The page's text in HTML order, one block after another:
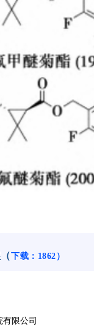
（下载：1862 ）
限公司